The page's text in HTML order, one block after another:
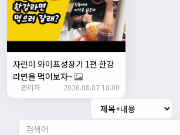
2/16/2025
자출조아15:14:23
시즌온 하신 분들 모두 안라하세요~~
시즌온이랑 안라가 몬가요?
진우01:50:08
시즌온은 시즌이 시작됬다는거고 안라는 안전
자출조아
자린이 와이프성장기 1편 한강
라면을 먹어보자~
관리자 2026.08.07 18:00